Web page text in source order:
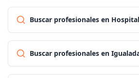
Buscar profesionales en
Buscar profesionales en